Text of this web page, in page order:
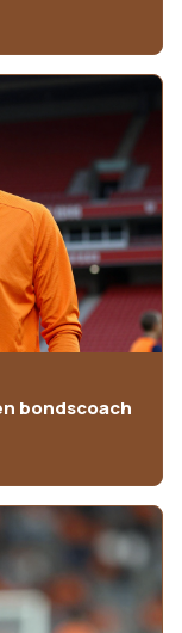
bondscoach